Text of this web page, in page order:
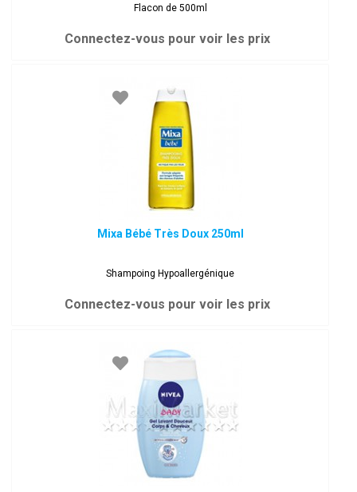
Flacon de 500ml
Connectez-vous pour voir les prix
Mixa Bébé Très Doux 250ml
Shampoing Hypoallergénique
Connectez-vous pour voir les prix